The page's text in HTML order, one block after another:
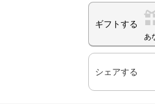
ギフトする
あ
シェアする